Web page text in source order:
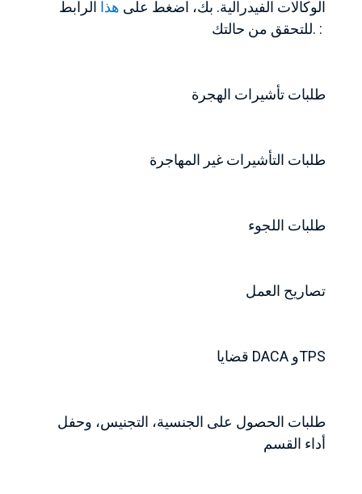
الوكالات الفيدرالية. بك، اضغط على هذا الرابط
للتحقق من حالتك. :
طلبات تأشيرات الهجرة
طلبات التأشيرات غير المهاجرة
طلبات اللجوء
تصاريح العمل
قضايا DACA وTPS
طلبات الحصول على الجنسية، التجنيس، وحفل
أداء القسم